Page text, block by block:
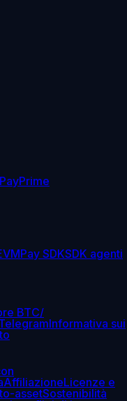
PayPrime
Pay SDKSDK agenti
BTC/
Informativa sui
AffiliazioneLicenze e
assetSostenibilità